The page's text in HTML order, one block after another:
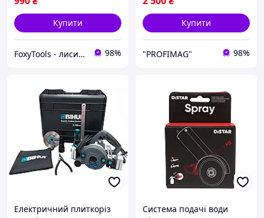
Купити
FoxyTools - лисичка без інструменту не лишить! 98%
Купити
"PROFIMAG" 98%
Електричний плиткоріз
Система подачі води